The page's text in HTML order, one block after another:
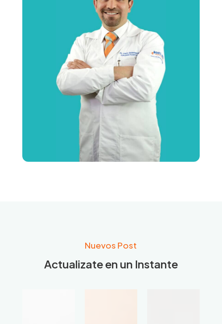
Nuevos Post
Actualizate en un Instante